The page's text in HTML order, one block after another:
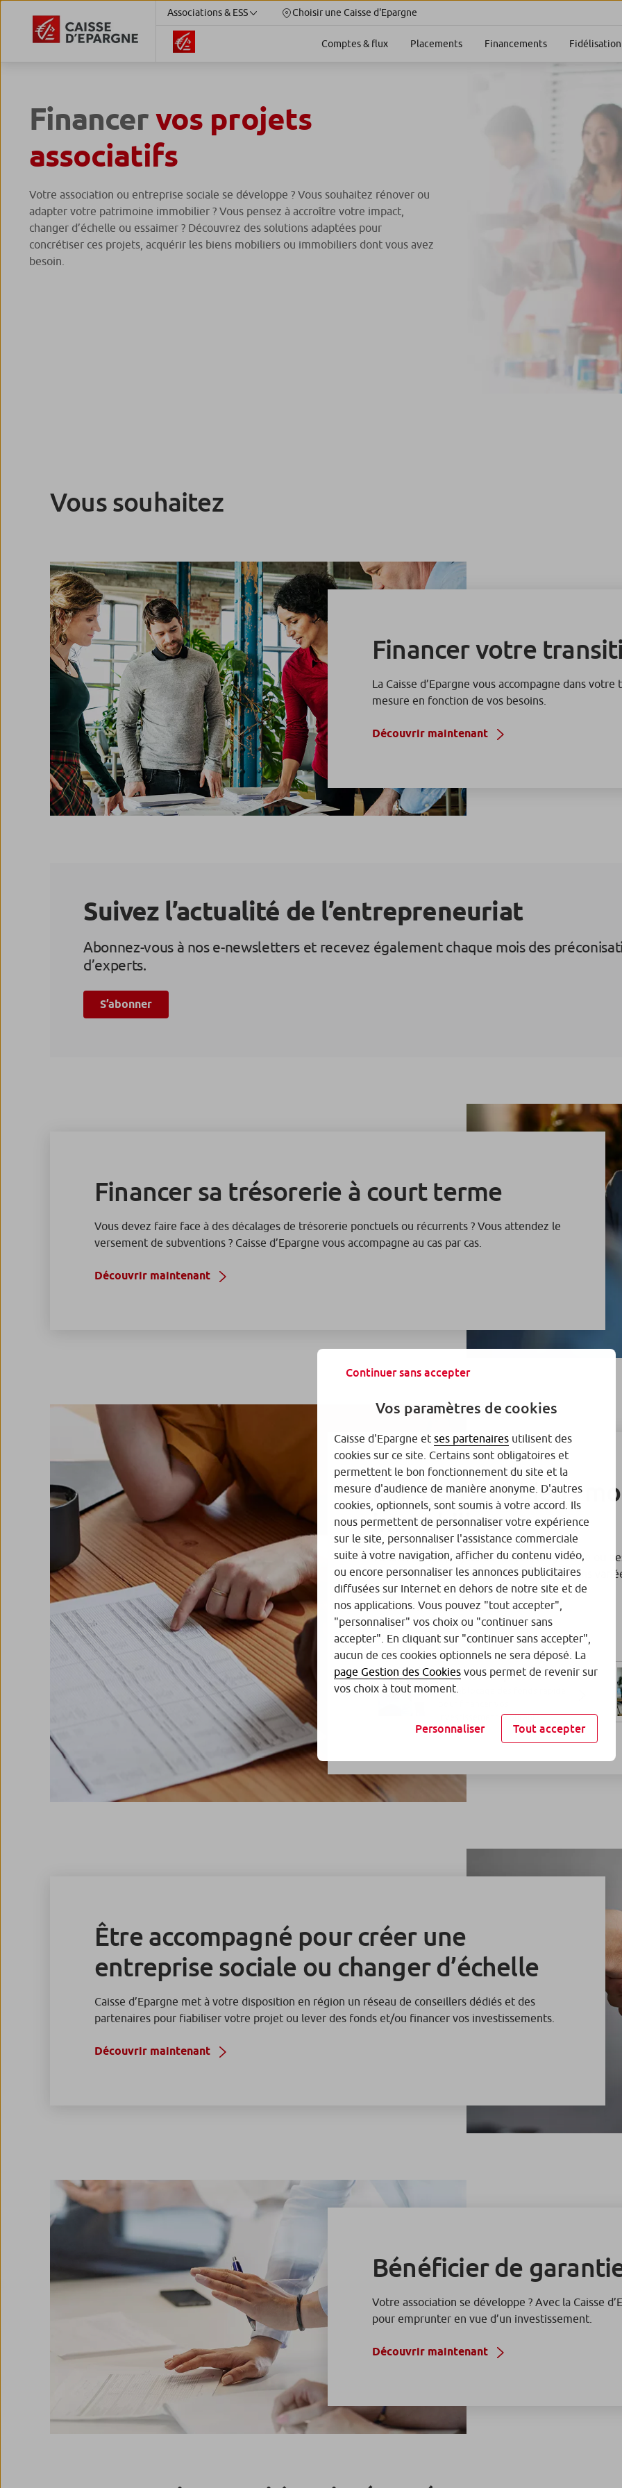
Associations & ESS Choisir une Caisse d'Epargne
Comptes & flux Placements Financements Fidélisation
Financervos projets
associatifs
Votre association ou entreprise sociale se développe ? Vous souhaitez rénover ou
adapter votre patrimoine immobilier ? Vous pensez à accroître votre impact,
changer d’échelle ou essaimer ? Découvrez des solutions adaptées pour
concrétiser ces projets, acquérir les biens mobiliers ou immobiliers dont vous avez
besoin.
Vous souhaitez
Financer votre
La Caisse d’Epargne vous accompagne dans
mesure en fonction de vos besoins.
Découvrir maintenant
Suivez l’actualité de l’entrepreneuriat
Abonnez-vous à nos e-newsletters et recevez également chaque mois des
d’experts.
S’abonner
Financer sa trésorerie à court terme
Vous devez faire face à des décalages de trésorerie ponctuels ou récurrents ? Vous attendez le
versement de subventions ? Caisse d’Epargne vous accompagne au cas par cas.
Découvrir maintenant
Financer ses biens
immobiliers
Vous avez des projets de moyen/long terme ou
Caisse d’Epargne vous propose des solutions
Découvrir maintenant
Prêt AssoExpress
Un déblocage des fonds rapide
investissements courants.
Être accompagné pour créer une
entreprise sociale ou changer d’échelle
Caisse d’Epargne met à votre disposition en région un réseau de conseillers dédiés et des
partenaires pour fiabiliser votre projet ou lever des fonds et/ou financer vos investissements.
Découvrir maintenant
Bénéficier de
Votre association se développe ? Avec la Caisse
pour emprunter en vue d’un investissement.
Découvrir maintenant
Continuer sans accepter
Vos paramètres de cookies
Caisse d'Epargne et ses partenaires utilisent des
cookies sur ce site. Certains sont obligatoires et
permettent le bon fonctionnement du site et la
mesure d'audience de manière anonyme. D'autres
cookies, optionnels, sont soumis à votre accord. Ils
nous permettent de personnaliser votre expérience
sur le site, personnaliser l'assistance commerciale
suite à votre navigation, afficher du contenu vidéo,
ou encore personnaliser les annonces publicitaires
diffusées sur Internet en dehors de notre site et de
nos applications. Vous pouvez "tout accepter",
"personnaliser" vos choix ou "continuer sans
accepter". En cliquant sur "continuer sans accepter",
aucun de ces cookies optionnels ne sera déposé. La
page Gestion des Cookies vous permet de revenir sur
vos choix à tout moment.
Personnaliser Tout accepter